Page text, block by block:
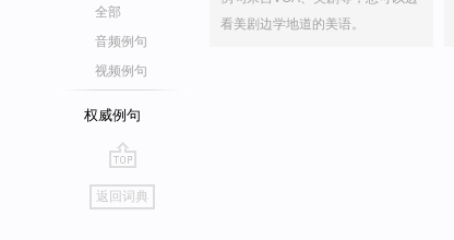
全部
音频例句
视频例句
权威例句
go
top
返回词典
看美剧边学地道的美语。